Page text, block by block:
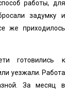
работы, для
задумку и
же приходилось
готовились к
уезжали. Работа
За месяц в